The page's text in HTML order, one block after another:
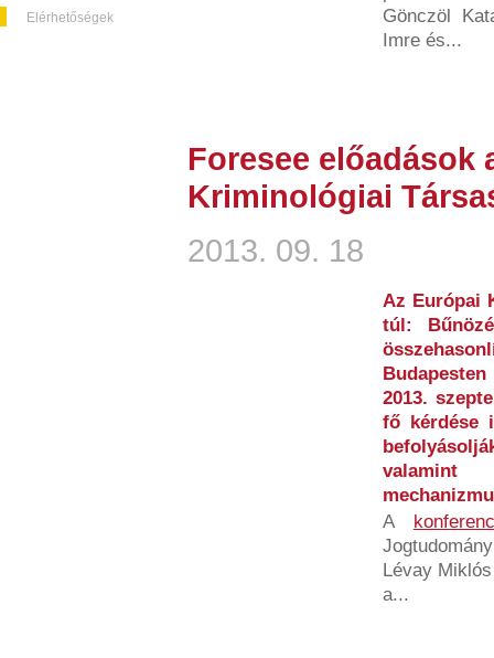
Elérhetőségek
Gönczöl
Imre és...
Foresee előadások
Kriminológiai
2013. 09. 18
Az Európai
túl:
2013.
fő kérdése
valamint
A
Lévay
a...